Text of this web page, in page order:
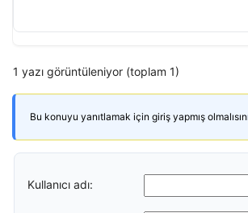
1 yazı görüntüleniyor (toplam 1)
Bu konuyu yanıtlamak için giriş yapmış
Kullanıcı adı: